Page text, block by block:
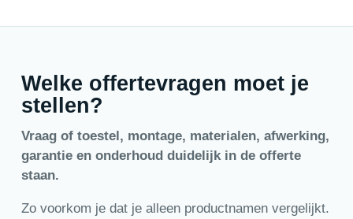
Welke offertevragen moet je
stellen?
Vraag of toestel, montage, materialen, afwerking,
garantie en onderhoud duidelijk in de offerte
staan.
Zo voorkom je dat je alleen productnamen vergelijkt.